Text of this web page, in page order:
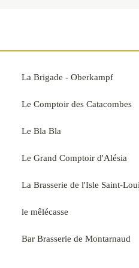
La Brigade - Oberkampf
Le Comptoir des Catacombes
Le Bla Bla
Le Grand Comptoir d'Alésia
La Brasserie de l'Isle Saint-
le mêlécasse
Bar Brasserie de Montarnaud